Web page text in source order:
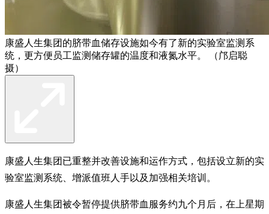
康盛人生集团的脐带血储存设施如今有了新的实验室监测系
统，更方便员工监测储存罐的温度和液氮水平。 （邝启聪
摄）
康盛人生集团已重整并改善设施和运作方式，包括设立新的实
验室监测系统、增派值班人手以及加强相关培训。
康盛人生集团被令暂停提供脐带血服务约九个月后，在上星期